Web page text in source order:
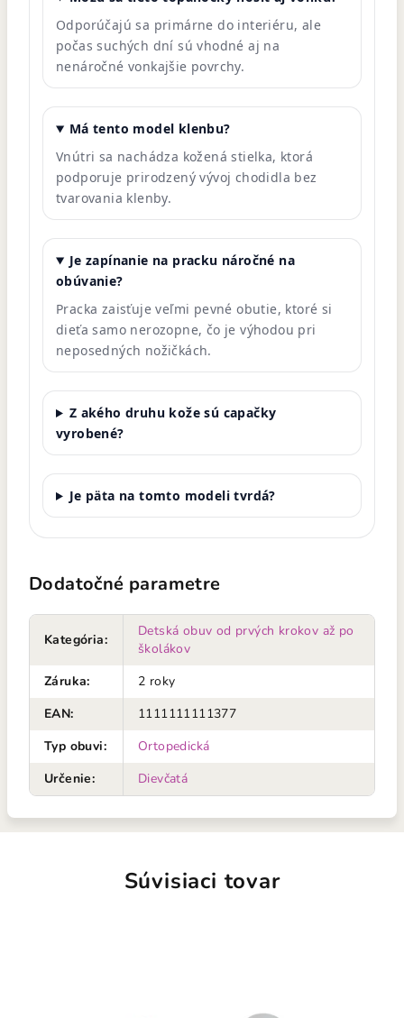
Odporúčajú sa primárne do interiéru, ale
počas suchých dní sú vhodné aj na
nenáročné vonkajšie povrchy.
Má tento model klenbu?
Vnútri sa nachádza kožená stielka, ktorá
podporuje prirodzený vývoj chodidla bez
tvarovania klenby.
Je zapínanie na pracku náročné na
obúvanie?
Pracka zaisťuje veľmi pevné obutie, ktoré si
dieťa samo nerozopne, čo je výhodou pri
neposedných nožičkách.
Z akého druhu kože sú capačky
vyrobené?
Je päta na tomto modeli tvrdá?
Dodatočné parametre
Kategória:
Detská obuv od prvých krokov až po
školákov
Záruka:
2 roky
EAN:
1111111111377
Typ obuvi:
Ortopedická
Určenie: Dievčatá
Súvisiaci tovar